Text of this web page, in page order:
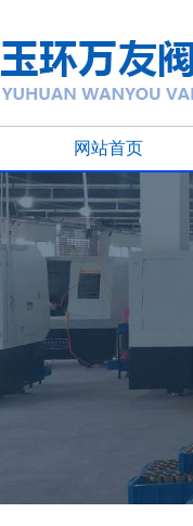
网站首页